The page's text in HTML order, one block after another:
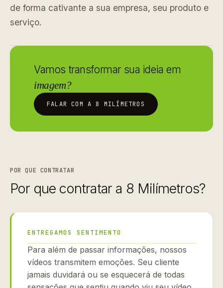
de forma cativante a sua empresa, seu produto e
serviço.
Vamos transformar sua ideia em
imagem?
FALAR COM A 8 MILÍMETROS
POR QUE CONTRATAR
Por que contratar a 8 Milímetros?
ENTREGAMOS SENTIMENTO
Para além de passar informações, nossos
vídeos transmitem emoções. Seu cliente
jamais duvidará ou se esquecerá de todas